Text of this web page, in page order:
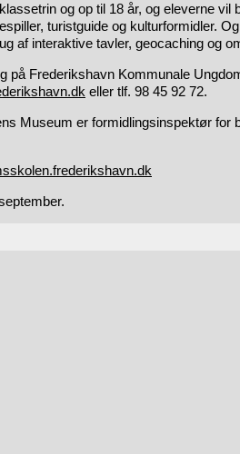
og op til 18 år, og eleverne vil
turistguide og kulturformidler.
af interaktive tavler, geocaching og
på Frederikshavn Kommunale
eller tlf. 98 45 92 72.
Museum er formidlingsinspektør for